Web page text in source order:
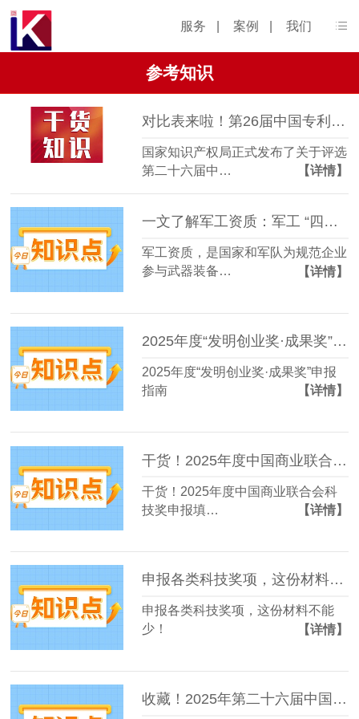
服务 案例 我们
参考知识
对比表来啦！第26届中国专利奖申报通知新变化
国家知识产权局正式发布了关于评选
第二十六届中…
【详情】
一文了解军工资质：军工 “四证” 申报条件及流程
军工资质，是国家和军队为规范企业
参与武器装备…
【详情】
2025年度“发明创业奖·成果奖”申报指南
2025年度“发明创业奖·成果奖”申报
指南
【详情】
干货！2025年度中国商业联合会科技奖申报填写注意事项
干货！2025年度中国商业联合会科
技奖申报填…
【详情】
申报各类科技奖项，这份材料不能少！
申报各类科技奖项，这份材料不能
少！
【详情】
收藏！2025年第二十六届中国专利奖申报早规划